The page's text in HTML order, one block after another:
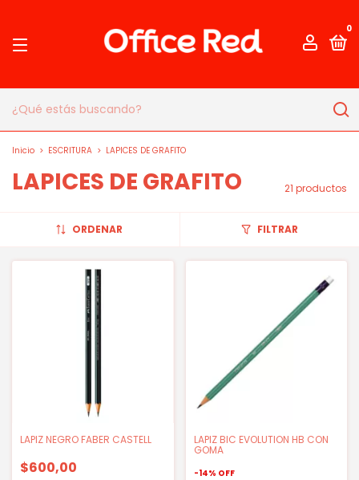
0
Inicio > ESCRITURA > LAPICES DE GRAFITO
LAPICES DE GRAFITO 21 productos
ORDENAR FILTRAR
LAPIZ NEGRO FABER CASTELL
$600,00
LAPIZ BIC EVOLUTION HB CON
GOMA
-14% OFF